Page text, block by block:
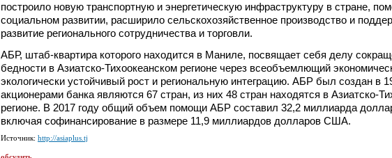
построило новую транспортную и энергетическую инфраструктуру в стране,
социальном развитии, расширило сельскохозяйственное производство и
развитие регионального сотрудничества и торговли.
АБР, штаб-квартира которого находится в Маниле, посвящает себя делу
бедности в Азиатско-Тихоокеанском регионе через всеобъемлющий
экологически устойчивый рост и региональную интеграцию. АБР был создан в
акционерами банка являются 67 стран, из них 48 стран находятся в Азиатско-
регионе. В 2017 году общий объем помощи АБР составил 32,2 миллиарда
включая софинансирование в размере 11,9 миллиардов долларов США.
Источник: http://asiaplus.tj